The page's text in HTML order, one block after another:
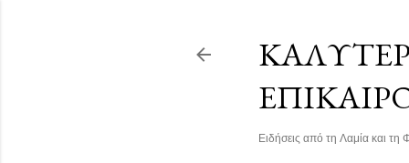
Ειδήσεις από τη Λαμία και τη